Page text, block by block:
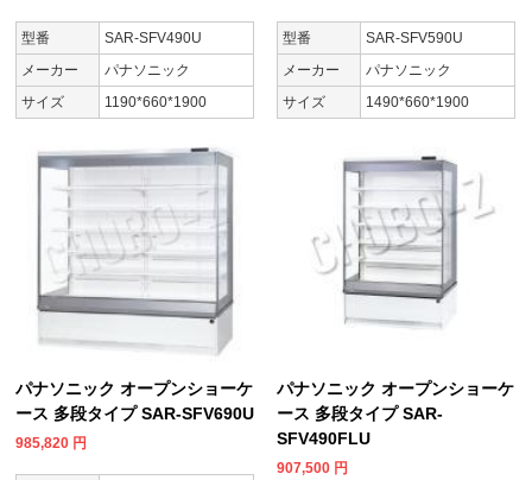
型番
SAR-SFV490U
メーカー
パナソニック
サイズ
1190*660*1900
型番
SAR-SFV590U
メーカー
パナソニック
サイズ
1490*660*1900
パナソニック オープンショーケ
ース 多段タイプ SAR-SFV690U
985,820 円
パナソニック オープンショーケ
ース 多段タイプ SAR-
SFV490FLU
907,500 円